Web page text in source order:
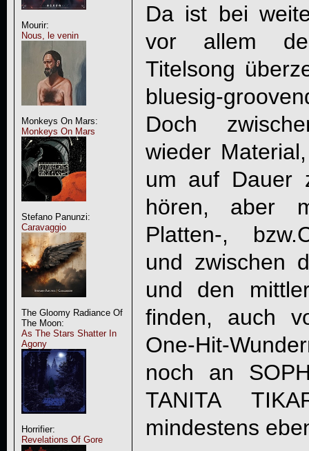
Mourir:
Nous, le venin
Monkeys On Mars:
Monkeys On Mars
Stefano Panunzi:
Caravaggio
The Gloomy Radiance Of
The Moon:
As The Stars Shatter In
Agony
Horrifier:
Revelations Of Gore
Da ist bei
vor allem der
Titelsong
bluesig-
Doch
wieder
um auf Dauer
hören, aber
Platten-,
und zwischen
und den
finden, auch
One-Hit-
noch an
TANITA
mindestens